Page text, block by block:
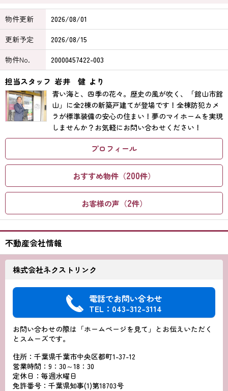
物件更新
2026/08/01
更新予定
2026/08/15
物件No.
20000457422-003
担当スタッフ 岩井 健 より
青い海と、四季の花々。歴史の風が吹く、「館山市館
山」に全2棟の新築戸建てが登場です！全棟防犯カメ
ラが標準装備の安心の住まい！夢のマイホームを実現
しませんか？お気軽にお問い合わせください！
プロフィール
おすすめ物件（200件）
お客様の声（2件）
不動産会社情報
株式会社ネクストリンク
電話でお問い合わせ
TEL：043-312-3114
お問い合わせの際は「ホームページを見て」とお伝えいただく
とスムーズです。
住所：千葉県千葉市中央区都町1-37-12
営業時間：9：30～18：30
定休日：毎週水曜日
免許番号：千葉県知事(1)第18703号